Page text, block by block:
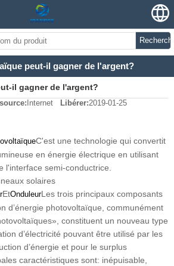
peut-il gagner de l'argent?
il gagner de l'argent?
Internet Libérer:2019-01-25
C'est une technologie qui convertit
en énergie électrique en utilisant
l'interface semi-conductrice.
solaires
EtOnduleurLes trois principaux composants
d’énergie photovoltaïque, communément
constituent un nouveau type
d’électricité pouvant être utilisé par les
d’énergie et pour le surplus
caractéristiques sont: inépuisable,